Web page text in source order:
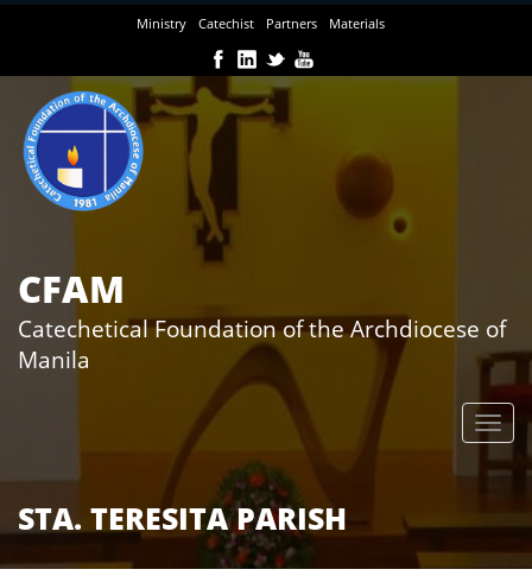
Skip
content
Ministry Catechist Partners Materials
CFAM
Catechetical Foundation of the Archdiocese of
Manila
STA. TERESITA PARISH